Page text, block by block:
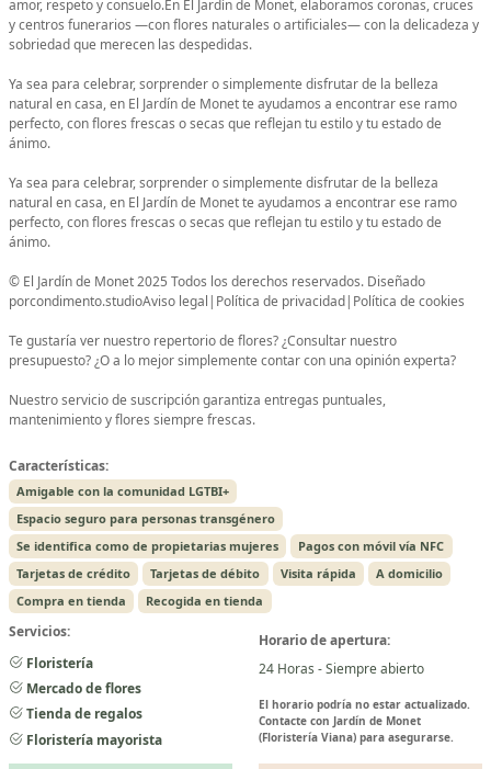
amor, respeto y consuelo.En El Jardín de Monet, elaboramos coronas, cruces
y centros funerarios —con flores naturales o artificiales— con la delicadeza y
sobriedad que merecen las despedidas.
Ya sea para celebrar, sorprender o simplemente disfrutar de la belleza
natural en casa, en El Jardín de Monet te ayudamos a encontrar ese ramo
perfecto, con flores frescas o secas que reflejan tu estilo y tu estado de
ánimo.
Ya sea para celebrar, sorprender o simplemente disfrutar de la belleza
natural en casa, en El Jardín de Monet te ayudamos a encontrar ese ramo
perfecto, con flores frescas o secas que reflejan tu estilo y tu estado de
ánimo.
© El Jardín de Monet 2025 Todos los derechos reservados. Diseñado
porcondimento.studioAviso legal|Política de privacidad|Política de cookies
Te gustaría ver nuestro repertorio de flores? ¿Consultar nuestro
presupuesto? ¿O a lo mejor simplemente contar con una opinión experta?
Nuestro servicio de suscripción garantiza entregas puntuales,
mantenimiento y flores siempre frescas.
Características:
Amigable con la comunidad LGTBI+
Espacio seguro para personas transgénero
Se identifica como de propietarias mujeres
Pagos con móvil vía NFC
Tarjetas de crédito
Tarjetas de débito Visita rápida
A domicilio
Compra en tienda
Recogida en tienda
Servicios:
Floristería
Mercado de flores
Tienda de regalos
Floristería mayorista
Horario de apertura:
24 Horas - Siempre abierto
El horario podría no estar actualizado.
Contacte con Jardín de Monet
(Floristería Viana) para asegurarse.